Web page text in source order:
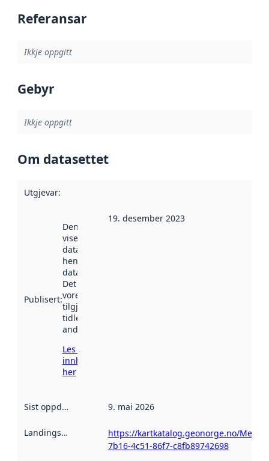
Referansar
Ikkje oppgitt
Gebyr
Ikkje oppgitt
Om datasettet
Utgjevar:
Publisert:
Denne datoen
viser når
datasettet vart
henta inn av
data.norge.no.
Det kan ha
vore
tilgjengeleg
tidlegare
andre stader.
Les meir om
innhenting
her
19. desember 2023
Sist oppdatert 9. mai 2026
Landingsside
https://kartkatalog.geonorge.no/
7b16-4c51-86f7-c8fb89742698